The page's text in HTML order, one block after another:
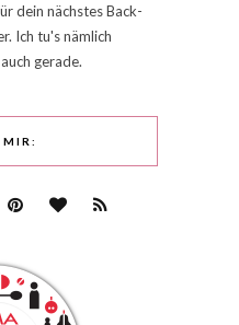
dein nächstes Back-
Ich tu's nämlich
gerade.
MIR: